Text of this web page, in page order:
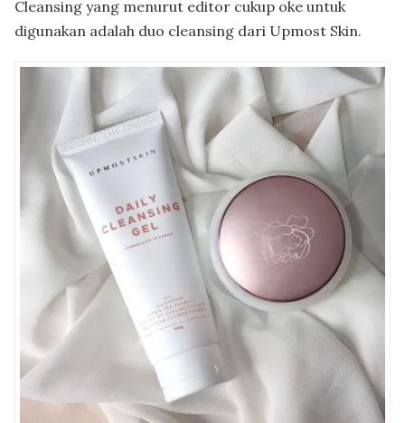
Cleansing yang menurut editor cukup oke untuk
digunakan adalah duo cleansing dari Upmost Skin.